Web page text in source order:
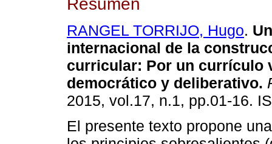
RANGEL TORRIJO, Hugo.
internacional de la
curricular: Por un currículo
democrático y deliberativo.
2015, vol.17, n.1, pp.01-16.
El presente texto propone